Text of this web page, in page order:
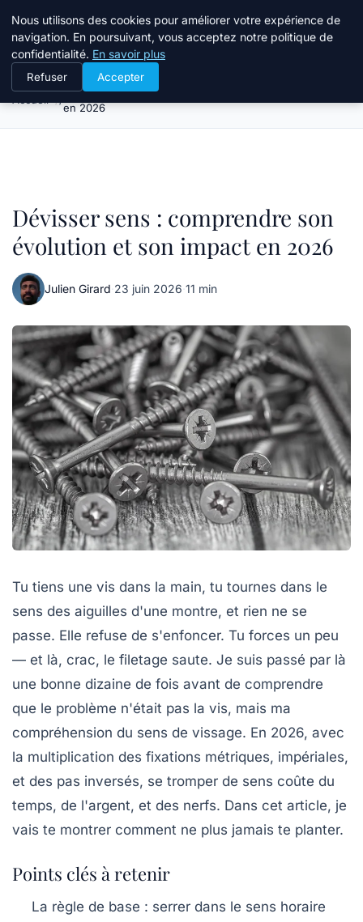
Atelier Designers
Dévisser sens : comprendre son évolution et son impact
en 2026
Dévisser sens : comprendre son
évolution et son impact en 2026
Julien Girard·23 juin 2026·11 min
Tu tiens une vis dans la main, tu tournes dans le
sens des aiguilles d'une montre, et rien ne se
passe. Elle refuse de s'enfoncer. Tu forces un peu
— et là, crac, le filetage saute. Je suis passé par là
une bonne dizaine de fois avant de comprendre
que le problème n'était pas la vis, mais ma
compréhension du sens de vissage. En 2026, avec
la multiplication des fixations métriques, impériales,
et des pas inversés, se tromper de sens coûte du
temps, de l'argent, et des nerfs. Dans cet article, je
vais te montrer comment ne plus jamais te planter.
Points clés à retenir
La règle de base : serrer dans le sens horaire
Nous utilisons des cookies pour améliorer votre expérience de
navigation. En poursuivant, vous acceptez notre politique de
confidentialité. En savoir plus
Refuser Accepter